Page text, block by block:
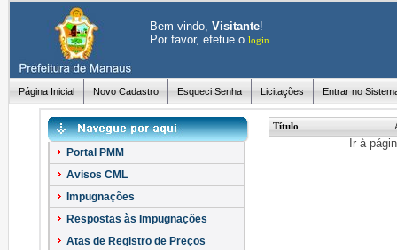
Bem vindo, Visitante!
Por favor, efetue o login
Página Inicial Novo Cadastro Esqueci Senha Licitações Entrar no
Portal PMM
Avisos CML
Impugnações
Respostas às Impugnações
Atas de Registro de Preços
Título
Ir à